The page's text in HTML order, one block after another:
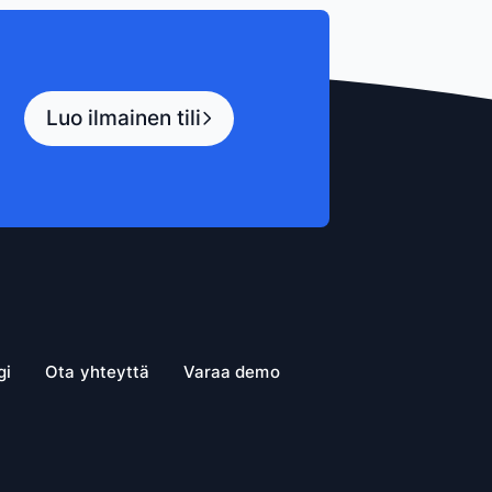
Luo ilmainen tili
Ota yhteyttä Varaa demo